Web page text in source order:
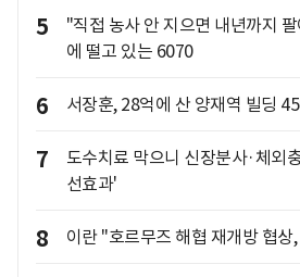
5
"직접 농사 안 지으면 내년까지
에 떨고 있는 6070
6 서장훈, 28억에 산 양재역 빌딩
7
도수치료 막으니 신장분사·체외
선효과'
8 이란 "호르무즈 해협 재개방 협상